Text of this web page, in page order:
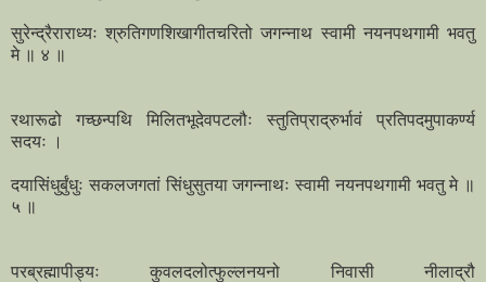
सुरेन्द्रैराराध्यः श्रुतिगणशिखागीतचरितो जगन्नाथ स्वामी नयनपथगामी भवतु
मे ॥ ४ ॥
रथारूढो गच्छन्पथि मिलितभूदेवपटलौः स्तुतिप्राद्रुर्भावं प्रतिपदमुपाकर्ण्य
सदयः ।
दयासिंधुर्बुंधुः सकलजगतां सिंधुसुतया जगन्नाथः स्वामी नयनपथगामी भवतु मे ॥
५ ॥
परब्रह्मापीड्यः कुवलदलोत्फुल्लनयनो निवासी नीलाद्रौ